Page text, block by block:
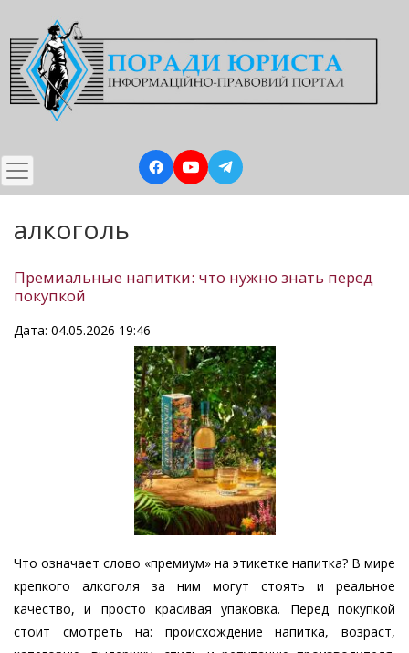
до
основного
вмісту
алкоголь
Премиальные напитки: что нужно знать перед
покупкой
Дата: 04.05.2026 19:46
Что означает слово «премиум» на этикетке напитка? В мире
крепкого алкоголя за ним могут стоять и реальное
качество, и просто красивая упаковка. Перед покупкой
стоит смотреть на: происхождение напитка, возраст,